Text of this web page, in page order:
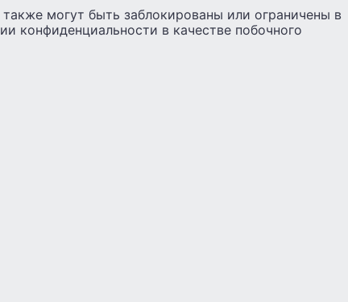
могут быть заблокированы или ограничены в
конфиденциальности в качестве побочного